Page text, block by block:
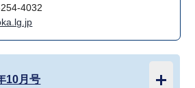
4032
10月号